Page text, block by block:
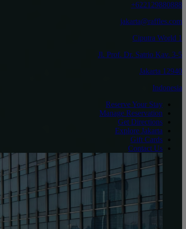
‎+622129880888
jakarta@raffles.com
Ciputra World 1
Jl. Prof. Dr. Satrio Kav. 3-5
12940 Jakarta
Indonesia
Reserve Your Stay
Manage Reservation
Get Directions
Explore Jakarta
Gift Cards
Contact Us